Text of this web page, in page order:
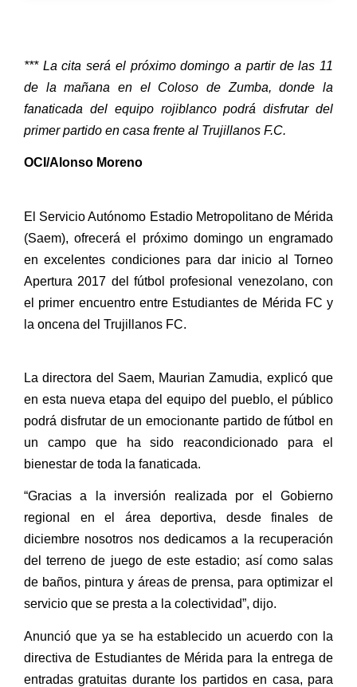
*** La cita será el próximo domingo a partir de las 11
de la mañana en el Coloso de Zumba, donde la
fanaticada del equipo rojiblanco podrá disfrutar del
primer partido en casa frente al Trujillanos F.C.
OCI/Alonso Moreno
El Servicio Autónomo Estadio Metropolitano de Mérida
(Saem), ofrecerá el próximo domingo un engramado
en excelentes condiciones para dar inicio al Torneo
Apertura 2017 del fútbol profesional venezolano, con
el primer encuentro entre Estudiantes de Mérida FC y
la oncena del Trujillanos FC.
La directora del Saem, Maurian Zamudia, explicó que
en esta nueva etapa del equipo del pueblo, el público
podrá disfrutar de un emocionante partido de fútbol en
un campo que ha sido reacondicionado para el
bienestar de toda la fanaticada.
“Gracias a la inversión realizada por el Gobierno
regional en el área deportiva, desde finales de
diciembre nosotros nos dedicamos a la recuperación
del terreno de juego de este estadio; así como salas
de baños, pintura y áreas de prensa, para optimizar el
servicio que se presta a la colectividad”, dijo.
Anunció que ya se ha establecido un acuerdo con la
directiva de Estudiantes de Mérida para la entrega de
entradas gratuitas durante los partidos en casa, para